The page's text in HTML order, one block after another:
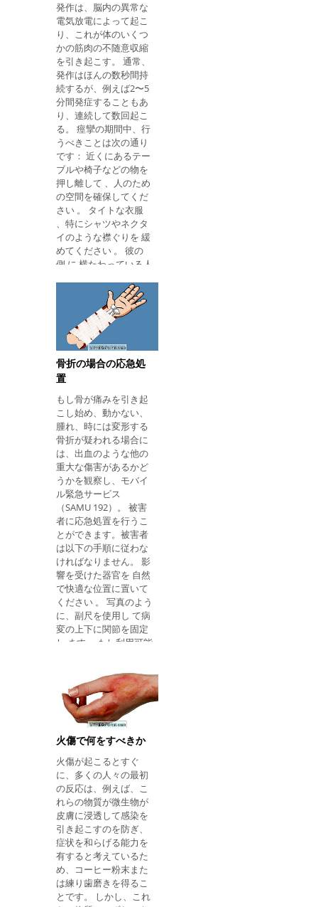
ができる2回の爆発が
あります。 胸骨圧迫が
何回行われたか、吹き
入れが行われたか、
をしっかりと守ってく
ださい。 熱い袋で犠牲
者を巻き込む; 犠牲者が
意識があり、窒息させ
ることなく飲み込むこ
とができれば、加熱プ
ロセスをスピードアッ
プするために暑くて甘
い飲み物を与えること
ができます。 応急処置
の後、医師の診察が必
要となるまで犠牲者と
一緒にいることが重要
です。 低体温症の兆候
を特定する方法も参照
してください。 何をし
ないか 低体温症の場
合、火傷の原因となる
可能性があるため、熱
湯やヒートランプなど
の熱を直接加えること
は推奨されません。 さ
らに、犠牲者が意識を
持たない場合や飲み込
むことができない場合
は、飲み物を飲んで窒
息と嘔吐を引き起こす
可能性があるため、飲
被災者にアルコール飲
料を与えることは禁忌
である。なぜなら、血
発作は、脳内の異常な
電気放電によって起こ
り、これが体のいくつ
かの筋肉の不随意収縮
を引き起こす。 通常、
発作はほんの数秒間持
続するが、例えば2〜5
分間発症することもあ
り、連続して数回起こ
る。 痙攣の期間中、行
うべきことは次の通り
です： 近くにあるテー
ブルや椅子などの物を
押し離して 、人のため
の空間を確保してくだ
さい 。 タイトな衣服
、特にシャツやネクタ
イのような襟ぐりを 緩
めてください 。 彼の
側 に 横たわっている人
は嘔吐を窒息するのを
防ぐ。 痙攣発作は、て
んかんなどの病気のた
めに一部の人々で起こ
る可能性があります
が、血糖値の不足、薬
物またはアルコールの
撤退、さらには高熱に
よるものもあります。
発作とその発症理由の
詳細をご覧ください。
一般的に、痙攣は深刻
ではなく、人の健康に
影響を与えませんが、
原因を特定し、最も適
切な治療を開始するた
めには、病院に行くこ
とが重要です。症状の
何をしないか 発作時に
は、次のことを避けて
ください。 手足を縛っ
たり、手足を縛ったり
して、骨折やその他の
けがの原因となる可能
性があります。 あなた
の手を人の口や物や布
に置く。 血糖値の低下
てください。 発作後、
人が混乱し、何が起こ
ったのかを覚えていな
いのは普通です。した
がって、発作が終わっ
ても、意識を完全に回
復するまで、人を離れ
ることは大変重要です
骨折の場合の応急処
置
もし骨が痛みを引き起
こし始め、動かない、
腫れ、時には変形する
骨折が疑われる場合に
は、出血のような他の
重大な傷害があるかど
うかを観察し、モバイ
ル緊急サービス
（SAMU 192）。 被害
者に応急処置を行うこ
とができます。被害者
は以下の手順に従わな
ければなりません。 影
響を受けた器官を 自然
で快適な位置に置いて
ください 。 写真のよう
に、副尺を使用し て病
変の上下に関節を固定
し ます。 もし利用可能
畳まれた新聞、または
木片を使って即興する
ことができます。これ
はきれいな布で敷き詰
められ、関節の周りに
結ばれなければなりま
せん。 骨折をまっすぐ
にしようとしないでく
ださい 。 露出した骨折
の場合、創傷は、好ま
しくは滅菌ガーゼまた
はきれいな布で覆うべ
きである。 非常に重度
の出血がある場合、血
液が流出するのを防ぐ
ために、骨折した領域
より上に圧迫する必要
火傷で何をすべきか
火傷が起こるとすぐ
に、多くの人々の最初
の反応は、例えば、こ
れらの物質が微生物が
皮膚に浸透して感染を
引き起こすのを防ぎ、
症状を和らげる能力を
有すると考えているた
め、コーヒー粉末また
は練り歯磨きを得るこ
とです。 しかし、これ